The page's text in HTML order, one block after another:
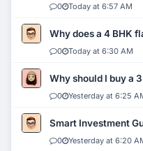
0 Today at 6:57 AM
Why does a 4 BHK
0 Today at 6:30 AM
Why should I buy a
0 Yesterday at 6:25
Smart Investment
0 Yesterday at 6:20